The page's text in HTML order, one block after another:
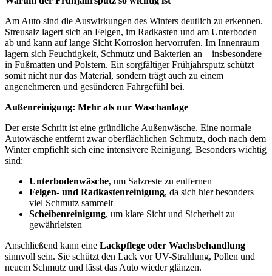
Am Auto sind die Auswirkungen des Winters deutlich zu erkennen.
Streusalz lagert sich an Felgen, im Radkasten und am Unterboden
ab und kann auf lange Sicht Korrosion hervorrufen. Im Innenraum
lagern sich Feuchtigkeit, Schmutz und Bakterien an – insbesondere
in Fußmatten und Polstern. Ein sorgfältiger Frühjahrsputz schützt
somit nicht nur das Material, sondern trägt auch zu einem
angenehmeren und gesünderen Fahrgefühl bei.
Außenreinigung: Mehr als nur Waschanlage
Der erste Schritt ist eine gründliche Außenwäsche. Eine normale
Autowäsche entfernt zwar oberflächlichen Schmutz, doch nach dem
Winter empfiehlt sich eine intensivere Reinigung. Besonders wichtig
sind:
Unterbodenwäsche, um Salzreste zu entfernen
Felgen- und Radkastenreinigung, da sich hier besonders
viel Schmutz sammelt
Scheibenreinigung, um klare Sicht und Sicherheit zu
gewährleisten
Anschließend kann eine Lackpflege oder Wachsbehandlung
sinnvoll sein. Sie schützt den Lack vor UV-Strahlung, Pollen und
neuem Schmutz und lässt das Auto wieder glänzen.